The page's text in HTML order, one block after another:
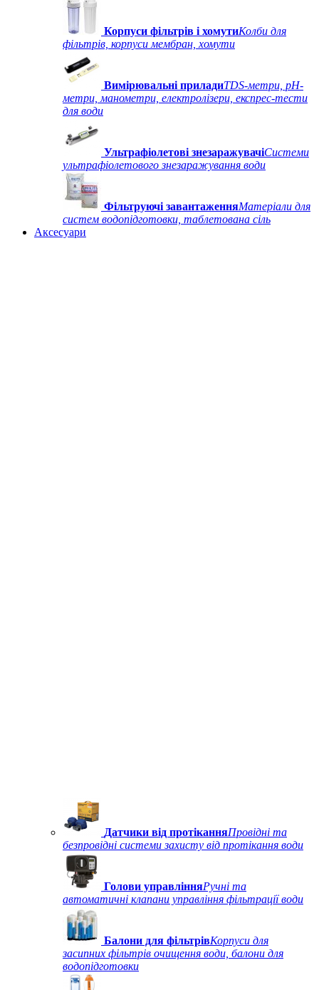
Корпуси фільтрів і хомутиКолби для
фільтрів, корпуси мембран, хомути
Вимірювальні приладиTDS-метри, рН-
метри, манометри, електролізери, експрес-тести
для води
Ультрафіолетові знезаражувачіСистеми
ультрафіолетового знезаражування води
Фільтруючі завантаженняМатеріали для
систем водопідготовки, таблетована сіль
Аксесуари
Датчики від протіканняПровідні та
безпровідні системи захисту від протікання води
Голови управлінняРучні та
автоматичні клапани управління фільтрації води
Балони для фільтрівКорпуси для
засипних фільтрів очищення води, балони для
водопідготовки